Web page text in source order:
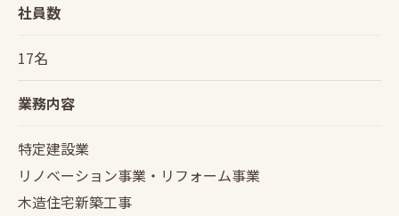
社員数
17名
業務内容
特定建設業
リノベーション事業・リフォーム事業
木造住宅新築工事